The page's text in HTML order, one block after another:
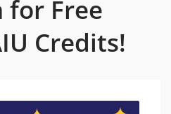
for Free
Credits!